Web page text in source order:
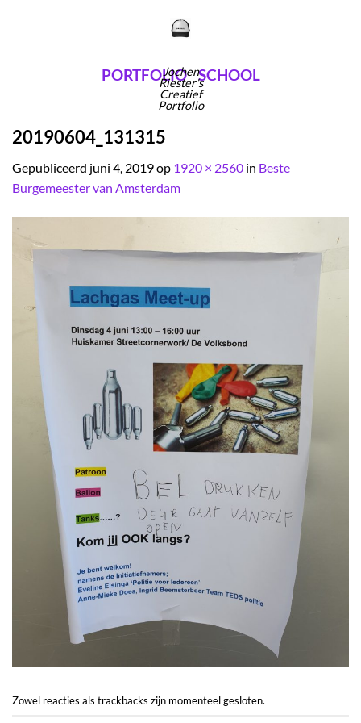
Jochen
Riester's
Creatief
Portfolio
PORTFOLIO SCHOOL
20190604_131315
Gepubliceerd juni 4, 2019op 1920 × 2560 in Beste
Burgemeester van Amsterdam
Zowel reacties als trackbacks zijn momenteel gesloten.